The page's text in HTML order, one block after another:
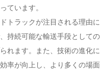
ています。
トラックが注目される理由
持続可能な輸送手段として
れます。また、技術の進化
率が向上し、より多くの場